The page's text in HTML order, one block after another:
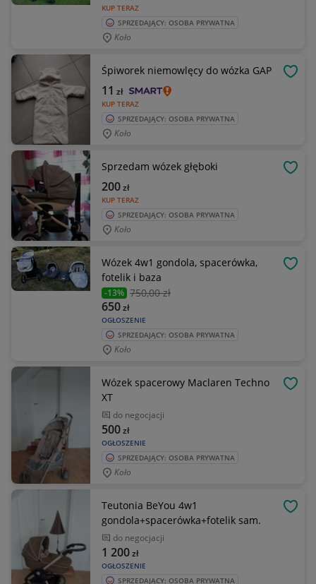
KUP TERAZ
SPRZEDAJĄCY: OSOBA PRYWATNA
Koło
Śpiworek niemowlęcy do wózka GAP
KUP TERAZ
11 zł
SPRZEDAJĄCY: OSOBA PRYWATNA
Koło
Sprzedam wózek głęboki
KUP TERAZ
200zł
SPRZEDAJĄCY: OSOBA PRYWATNA
Koło
Wózek 4w1 gondola, spacerówka,
fotelik i baza
-13% 750,00 zł
OGŁOSZENIE
650zł
SPRZEDAJĄCY: OSOBA PRYWATNA
Koło
Wózek spacerowy Maclaren Techno
XT
do negocjacji
OGŁOSZENIE
500zł
SPRZEDAJĄCY: OSOBA PRYWATNA
Koło
Teutonia BeYou 4w1
gondola+spacerówka+fotelik sam.
do negocjacji
OGŁOSZENIE
1 200zł
SPRZEDAJĄCY: OSOBA PRYWATNA